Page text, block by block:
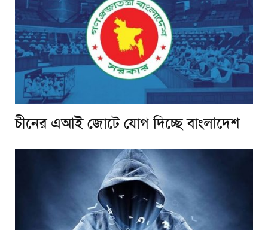
চীনের এআই জোটে যোগ দিচ্ছে বাংলাদেশ